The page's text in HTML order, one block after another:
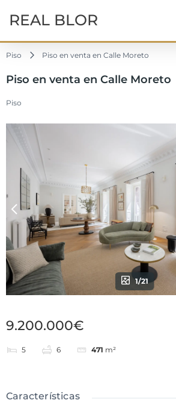
REAL BLOR
Piso Piso en venta en Calle Moreto
Piso en venta en Calle Moreto
Piso
1/21
9.200.000€
5 6 471 m²
Características